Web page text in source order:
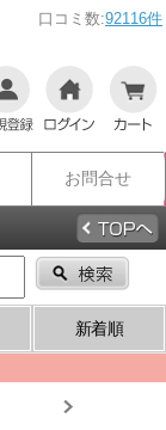
口コミ数:92116件
お問合せ
新着順